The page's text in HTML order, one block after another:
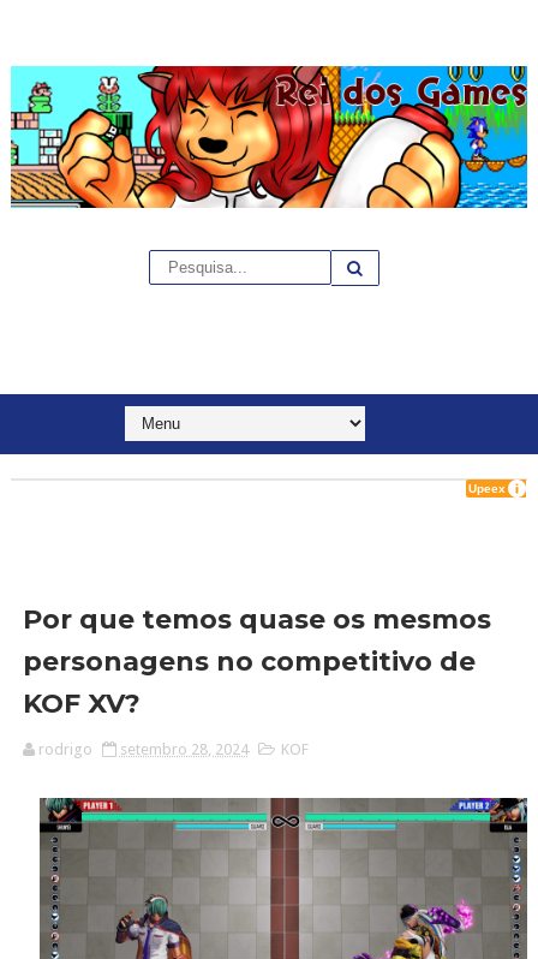
Por que temos quase os mesmos
personagens no competitivo de
KOF XV?
rodrigo setembro 28, 2024 KOF